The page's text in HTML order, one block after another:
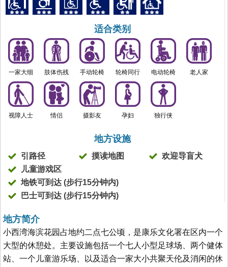
适合类别
一家大细 肢体伤残 手动轮椅 轮椅同行 电动轮椅 老人家
视障人士 情侣 摄影友 孕妇 独行侠
地方设施
引路径 摸读地图
欢迎导盲犬
儿童游戏区
地铁可到达 (步行15分钟内)
巴士可到达 (步行15分钟内)
地方简介
小西湾海滨花园占地约二点七公顷，是康乐文化署在区内一个
大型的休憩处。主要设施包括一个七人小型足球场、两个健体
站、一个儿童游乐场、以及适合一家大小共聚天伦及消闲的休